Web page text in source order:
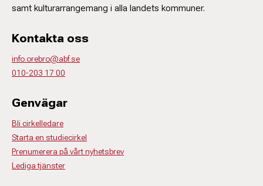
samt kulturarrangemang i alla landets kommuner.
Kontakta oss
info.orebro@abf.se
010-203 17 00
Genvägar
Bli cirkelledare
Starta en studiecirkel
Prenumerera på vårt nyhetsbrev
Lediga tjänster